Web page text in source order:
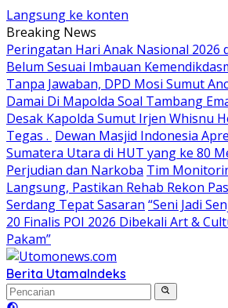
Langsung ke konten
Breaking News
Peringatan Hari Anak Nasional 2026
Belum Sesuai Imbauan
Tanpa Jawaban, DPD Mosi Sumut
Damai Di Mapolda Soal Tambang
Desak Kapolda Sumut Irjen Whisnu
Tegas . Dewan Masjid Indonesia
Sumatera Utara di HUT yang ke 80
Perjudian dan Narkoba Tim
Langsung, Pastikan Rehab Rekon
Serdang Tepat Sasaran “Seni Jadi
20 Finalis POI 2026 Dibekali Art &
Pakam”
Berita UtamaIndeks